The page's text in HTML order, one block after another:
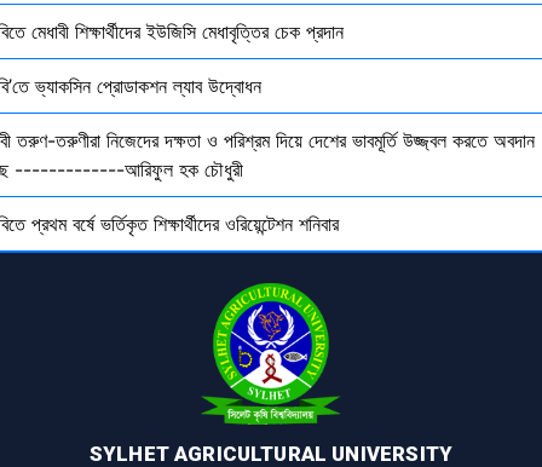
মেধাবী শিক্ষার্থীদের ইউজিসি মেধাবৃত্তির চেক প্রদান
ভ্যাকসিন প্রোডাকশন ল্যাব উদ্বোধন
তরুণ-তরুণীরা নিজেদের দক্ষতা ও পরিশ্রম দিয়ে দেশের ভাবমূর্তি উজ্জ্বল করতে অবদান
-------------আরিফুল হক চৌধুরী
প্রথম বর্ষে ভর্তিকৃত শিক্ষার্থীদের ওরিয়েন্টেশন শনিবার
SYLHET AGRICULTURAL UNIVERSITY